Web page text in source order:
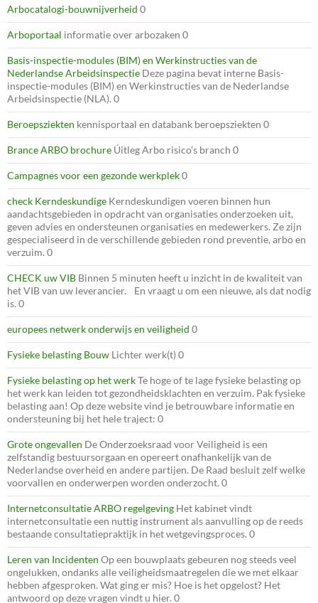
Arbocatalogi-bouwnijverheid 0
Arboportaal informatie over arbozaken 0
Basis-inspectie-modules (BIM) en Werkinstructies van de
Nederlandse Arbeidsinspectie Deze pagina bevat interne Basis-
inspectie-modules (BIM) en Werkinstructies van de Nederlandse
Arbeidsinspectie (NLA). 0
Beroepsziekten kennisportaal en databank beroepsziekten 0
Brance ARBO brochure Úitleg Arbo risico’s branch 0
Campagnes voor een gezonde werkplek0
check Kerndeskundige Kerndeskundigen voeren binnen hun
aandachtsgebieden in opdracht van organisaties onderzoeken uit,
geven advies en ondersteunen organisaties en medewerkers. Ze zijn
gespecialiseerd in de verschillende gebieden rond preventie, arbo en
verzuim. 0
CHECK uw VIB Binnen 5 minuten heeft u inzicht in de kwaliteit van
het VIB van uw leverancier. En vraagt u om een nieuwe, als dat nodig
is. 0
europees netwerk onderwijs en veiligheid 0
Fysieke belasting Bouw Lichter werk(t) 0
Fysieke belasting op het werkTe hoge of te lage fysieke belasting op
het werk kan leiden tot gezondheidsklachten en verzuim. Pak fysieke
belasting aan! Op deze website vind je betrouwbare informatie en
ondersteuning bij het hele traject: 0
Grote ongevallen De Onderzoeksraad voor Veiligheid is een
zelfstandig bestuursorgaan en opereert onafhankelijk van de
Nederlandse overheid en andere partijen. De Raad besluit zelf welke
voorvallen en onderwerpen worden onderzocht. 0
Internetconsultatie ARBO regelgeving Het kabinet vindt
internetconsultatie een nuttig instrument als aanvulling op de reeds
bestaande consultatiepraktijk in het wetgevingsproces. 0
Leren van Incidenten Op een bouwplaats gebeuren nog steeds veel
ongelukken, ondanks alle veiligheidsmaatregelen die we met elkaar
hebben afgesproken. Wat ging er mis? Hoe is het opgelost? Het
antwoord op deze vragen vindt u hier. 0